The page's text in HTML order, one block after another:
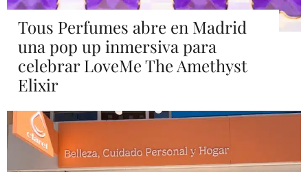
Tous Perfumes abre en Madrid
una pop up inmersiva para
celebrar LoveMe The Amethyst
Elixir